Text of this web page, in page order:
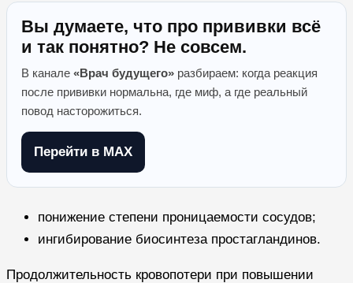
Вы думаете, что про прививки всё
и так понятно? Не совсем.
В канале «Врач будущего» разбираем: когда реакция
после прививки нормальна, где миф, а где реальный
повод насторожиться.
Перейти в MAX
понижение степени проницаемости сосудов;
ингибирование биосинтеза простагландинов.
Продолжительность кровопотери при повышении